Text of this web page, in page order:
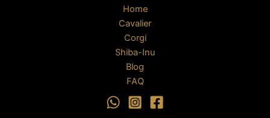
Home
Cavalier
Corgi
Shiba-Inu
Blog
FAQ